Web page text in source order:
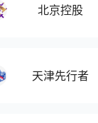
北京控股
天津先行者